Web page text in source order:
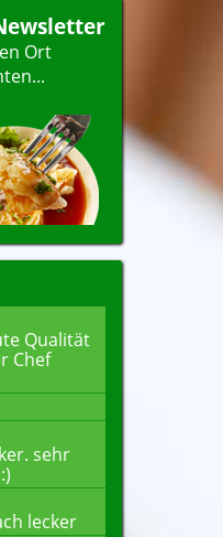
Ort
Qualität
Chef
sehr
lecker